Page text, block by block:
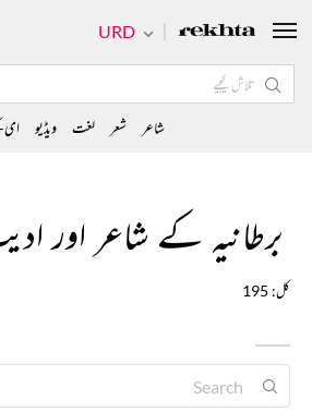
برطانیہ کے شاعر اور
کل: 195
URD
شاعر شعر لغت ویڈیو